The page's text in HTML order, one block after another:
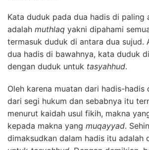
Kata duduk pada dua hadis di paling
adalah muthlaq yakni dipahami
termasuk duduk di antara dua sujud.
dua hadis di bawahnya, kata duduk
dengan duduk untuk tasyahhud.
Oleh karena muatan dari hadis-
dari segi hukum dan sebabnya itu
menurut kaidah usul fikih, makna
kepada makna yang muqayyad.
dimaksudkan dalam hadis itu adalah